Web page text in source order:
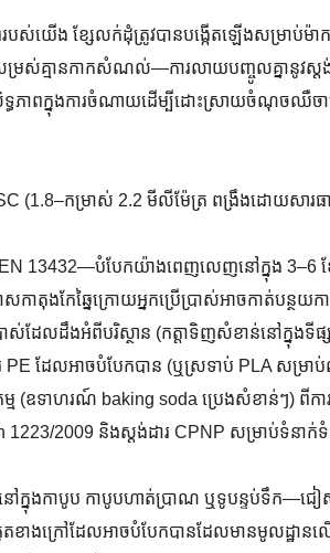
បស់យើង ខ្សែលក់ដុំត្រូវបានបង្កើតឡើងសម្រាប់ម៉ា
ស់គ្មានកាកសំណល់—ការលាយបញ្ចូលគ្នានូវស្តង់ដ
ធភាពក្នុងការចំណាយដើម្បីដោះស្រាយចំណុចឈឺច
(1.8–កម្រាស់ 2.2 មីលីម៉ែត្រ ពង្រឹងដោយសារធា
13432—បំបែកយ៉ាងពេញលេញនៅក្នុង 3–6 ខ
ាតុងកែឆ្នៃក្រោយអ្នកប្រើប្រាស់អាចកាត់បន្ថ
ដឹងអំពីបរិស្ថាន (កត្តាទិញសំខាន់នៅក្នុងទីផ្សារ
PE ដែលអាចបំបែកបាន (ឬស្រទាប់ PLA សម្រា
(ឧទាហរណ៍ baking soda ប្រេងសំខាន់ៗ) ពីកា
1223/2009 និងស្តង់ដារ CPNP សម្រាប់ទំន
ៅក្នុងកាបូប កាបូបហាត់ប្រាណ ឬទូបន្ទប់ទឹក—ជៀ
តខាងក្រៅដែលអាចបំបែកបានដែលមានមូលដ្ឋានល